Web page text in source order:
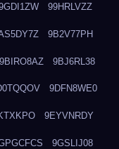
99HRLVZZ
9B2V77PH
9BIRO8AZ 9BJ6RL38
9DFN8WE0
9EYVNRDY
9GSLIJ08